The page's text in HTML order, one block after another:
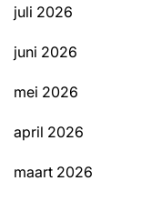
juli 2026
juni 2026
mei 2026
april 2026
maart 2026